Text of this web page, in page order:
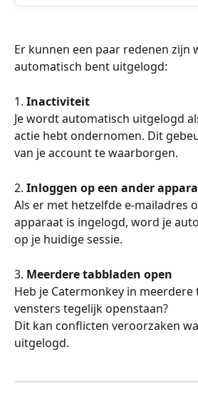
Er kunnen een paar redenen zijn
automatisch bent uitgelogd:
1. Inactiviteit
Je wordt automatisch uitgelogd
actie hebt ondernomen. Dit
van je account te waarborgen.
2. Inloggen op een ander
Als er met hetzelfde e-mailadres
apparaat is ingelogd, word je
op je huidige sessie.
3. Meerdere tabbladen open
Heb je Catermonkey in
vensters tegelijk openstaan?
Dit kan conflicten veroorzaken
uitgelogd.